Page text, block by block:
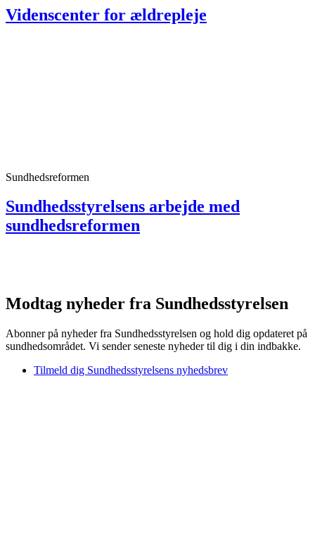
Videnscenter for ældrepleje
Sundhedsreformen
Sundhedsstyrelsens arbejde med
sundhedsreformen
Modtag nyheder fra Sundhedsstyrelsen
Abonner på nyheder fra Sundhedsstyrelsen og hold dig opdateret på
sundhedsområdet. Vi sender seneste nyheder til dig i din indbakke.
Tilmeld dig Sundhedsstyrelsens nyhedsbrev